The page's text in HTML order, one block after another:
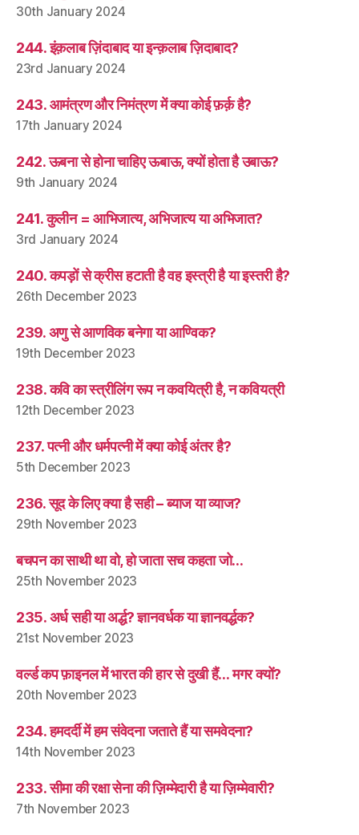
30th January 2024
244. इंक़लाब ज़िंदाबाद या इन्क़लाब ज़िदाबाद?
23rd January 2024
243. आमंत्रण और निमंत्रण में क्या कोई फ़र्क़ है?
17th January 2024
242. ऊबना से होना चाहिए ऊबाऊ, क्यों होता है उबाऊ?
9th January 2024
241. कुलीन = आभिजात्य, अभिजात्य या अभिजात?
3rd January 2024
240. कपड़ों से क्रीस हटाती है वह इस्त्री है या इस्तरी है?
26th December 2023
239. अणु से आणविक बनेगा या आण्विक?
19th December 2023
238. कवि का स्त्रीलिंग रूप न कवयित्री है, न कवियत्री
12th December 2023
237. पत्नी और धर्मपत्नी में क्या कोई अंतर है?
5th December 2023
236. सूद के लिए क्या है सही – ब्याज या व्याज?
29th November 2023
बचपन का साथी था वो, हो जाता सच कहता जो…
25th November 2023
235. अर्ध सही या अर्द्ध? ज्ञानवर्धक या ज्ञानवर्द्धक?
21st November 2023
वर्ल्ड कप फ़ाइनल में भारत की हार से दुखी हैं… मगर क्यों?
20th November 2023
234. हमदर्दी में हम संवेदना जताते हैं या समवेदना?
14th November 2023
233. सीमा की रक्षा सेना की ज़िम्मेदारी है या ज़िम्मेवारी?
7th November 2023